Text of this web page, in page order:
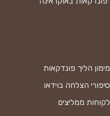
מימון הליך פונדקאות
סיפורי הצלחה בוידאו
לקוחות ממליצים